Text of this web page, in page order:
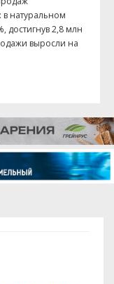
натуральном
достигнув 2,8 млн
выросли на